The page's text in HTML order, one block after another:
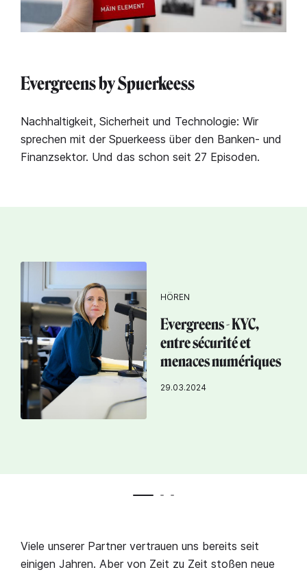
Evergreens by Spuerkeess
Nachhaltigkeit, Sicherheit und Technologie: Wir
sprechen mit der Spuerkeess über den Banken- und
Finanzsektor. Und das schon seit 27 Episoden.
HÖREN
Evergreens - KYC,
entre sécurité et
menaces numériques
29.03.2024
Viele unserer Partner vertrauen uns bereits seit
einigen Jahren. Aber von Zeit zu Zeit stoßen neue